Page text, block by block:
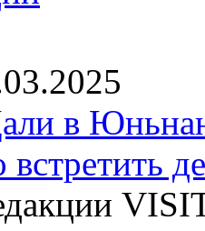
в